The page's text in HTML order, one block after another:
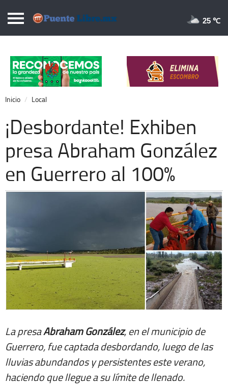
Puentelibre.mx
Local
Nacional
Opinión
Cronos
Economía
Espectáculos
25 ℃
Inicio Local
¡Desbordante! Exhiben
presa Abraham González
en Guerrero al 100%
La presaAbraham González, en el municipio de
Guerrero, fue captada desbordando, luego de las
lluvias abundandos y persistentes este verano,
haciendo que llegue a su límite de llenado.